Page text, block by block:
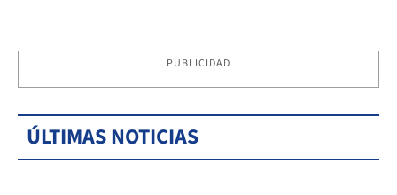
PUBLICIDAD
ÚLTIMAS NOTICIAS